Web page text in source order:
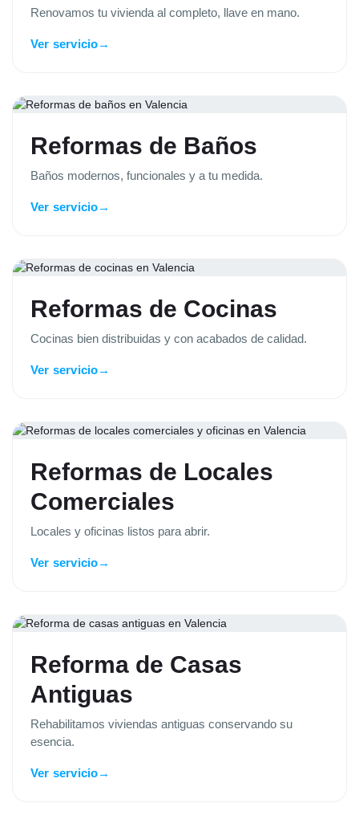
Renovamos tu vivienda al completo, llave en mano.
Ver servicio→
Reformas de Baños
Baños modernos, funcionales y a tu medida.
Ver servicio→
Reformas de Cocinas
Cocinas bien distribuidas y con acabados de calidad.
Ver servicio→
Reformas de Locales
Comerciales
Locales y oficinas listos para abrir.
Ver servicio→
Reforma de Casas
Antiguas
Rehabilitamos viviendas antiguas conservando su
esencia.
Ver servicio→